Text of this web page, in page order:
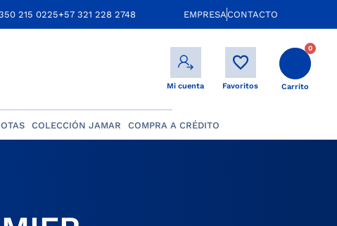
215 0225+57 321 228 2748 EMPRESA CONTACTO
Mi cuenta Favoritos
0
Carrito
COLECCIÓN JAMAR COMPRA A CRÉDITO